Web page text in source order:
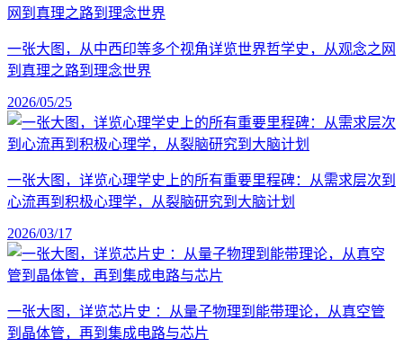
一张大图，从中西印等多个视角详览世界哲学史，从观念之网
到真理之路到理念世界
2026/05/25
一张大图，详览心理学史上的所有重要里程碑：从需求层次到
心流再到积极心理学，从裂脑研究到大脑计划
2026/03/17
一张大图，详览芯片史 ：从量子物理到能带理论，从真空管
到晶体管，再到集成电路与芯片